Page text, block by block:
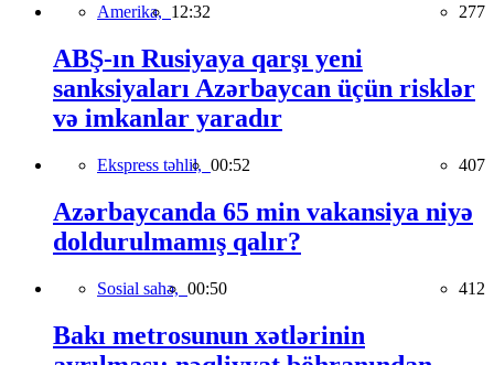
Amerika, 12:32 277
ABŞ-ın Rusiyaya qarşı yeni
sanksiyaları Azərbaycan üçün risklər
və imkanlar yaradır
Ekspress təhlil, 00:52 407
Azərbaycanda 65 min vakansiya niyə
doldurulmamış qalır?
Sosial sahə, 00:50 412
Bakı metrosunun xətlərinin